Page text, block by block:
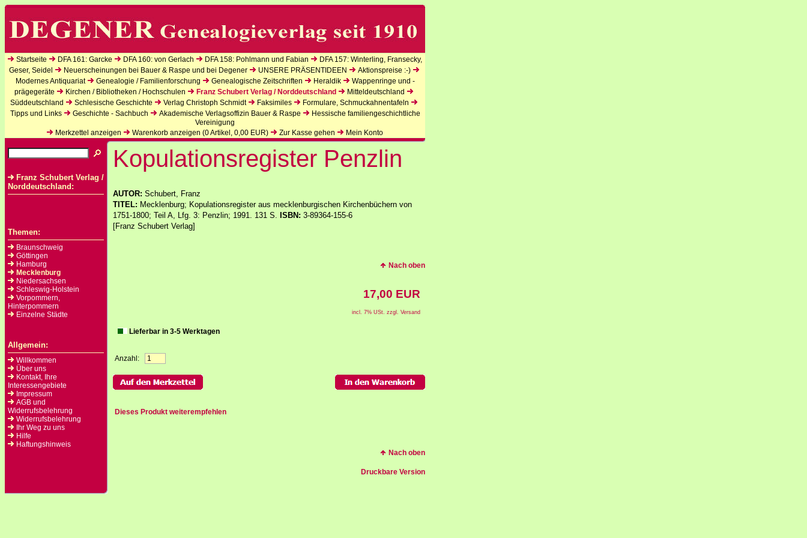
Startseite DFA 161: Garcke DFA 160: von Gerlach DFA 158: Pohlmann und Fabian
DFA 157: Winterling, Fransecky,
Geser, Seidel
Neuerscheinungen bei Bauer & Raspe und bei Degener UNSERE PRÄSENTIDEEN
Aktionspreise :-)
Modernes Antiquariat
Genealogie / Familienforschung Genealogische Zeitschriften Heraldik
Wappenringe und -
prägegeräte
Kirchen / Bibliotheken / Hochschulen Franz Schubert Verlag / Norddeutschland
Mitteldeutschland
Süddeutschland
Schlesische Geschichte Verlag Christoph Schmidt Faksimiles
Formulare, Schmuckahnentafeln
Tipps und Links
Geschichte - Sachbuch Akademische Verlagsoffizin Bauer & Raspe
Hessische familiengeschichtliche
Vereinigung
Merkzettel anzeigen
Warenkorb anzeigen (0Artikel, 0,00 EUR) Zur Kasse gehen Mein Konto
Franz Schubert Verlag /
Norddeutschland:
Themen:
Braunschweig
Göttingen
Hamburg
Mecklenburg
Niedersachsen
Schleswig-Holstein
Vorpommern,
Hinterpommern
Einzelne Städte
Allgemein:
Willkommen
Über uns
Kontakt, Ihre
Interessengebiete
Impressum
AGB und
Widerrufsbelehrung
Widerrufsbelehrung
Ihr Weg zu uns
Hilfe
Haftungshinweis
Kopulationsregister Penzlin
AUTOR: Schubert, Franz
TITEL: Mecklenburg; Kopulationsregister aus mecklenburgischen Kirchenbüchern von
1751-1800; Teil A, Lfg. 3: Penzlin; 1991. 131 S. ISBN: 3-89364-155-6
[Franz Schubert Verlag]
Nach oben
17,00 EUR
incl. 7% USt. zzgl. Versand
Lieferbar in 3-5 Werktagen
Anzahl:
Dieses Produkt weiterempfehlen
Nach oben
Druckbare Version